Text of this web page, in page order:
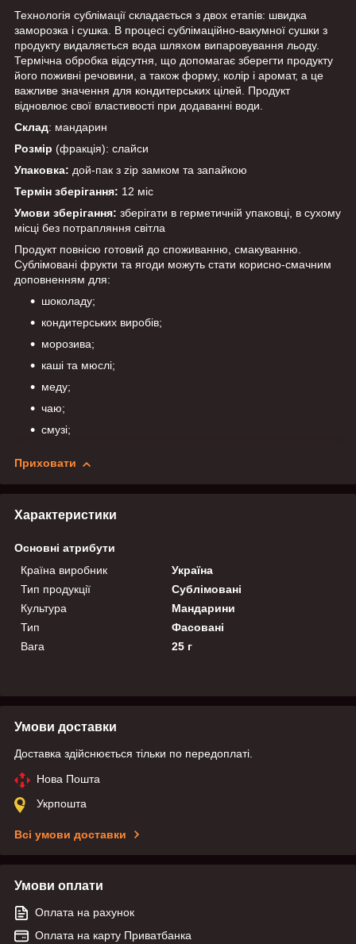
Технологія сублімації складається з двох етапів: швидка
заморозка і сушка. В процесі сублімаційно-вакумної сушки з
продукту видаляється вода шляхом випаровування льоду.
Термічна обробка відсутня, що допомагає зберегти продукту
його поживні речовини, а також форму, колір і аромат, а це
важливе значення для кондитерських цілей. Продукт
відновлює свої властивості при додаванні води.
Склад: мандарин
Розмір (фракція): слайси
Упаковка: дой-пак з zip замком та запайкою
Термін зберігання: 12 міс
Умови зберігання: зберігати в герметичній упаковці, в сухому
місці без потрапляння світла
Продукт повнісю готовий до споживанню, смакуванню.
Сублімовані фрукти та ягоди можуть стати корисно-смачним
доповненням для:
шоколаду;
кондитерських виробів;
морозива;
каші та мюслі;
меду;
чаю;
смузі;
Приховати
Характеристики
Основні атрибути
Країна виробник
Україна
Тип продукції
Сублімовані
Культура
Мандарини
Тип
Фасовані
Вага
25 г
Умови доставки
Доставка здійснюється тільки по передоплаті.
Нова Пошта
Укрпошта
Всі умови доставки
Умови оплати
Оплата на рахунок
Оплата на карту Приватбанка